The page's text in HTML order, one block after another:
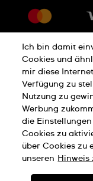
Rückgaberecht
Verkaufs- und
Vertrag
Jobs
Ich bin damit
Cookies und
mir diese
Verfügung zu
Nutzung zu
Werbung
die
Cookies zu
über Cookies zu
unseren Hinweis